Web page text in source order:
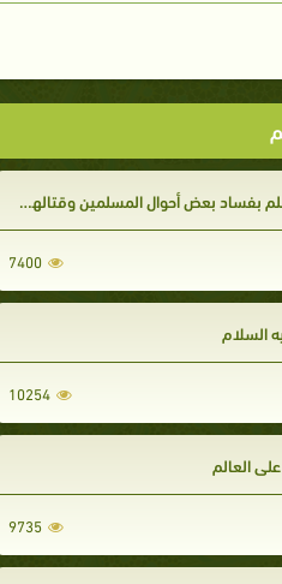
أحوال المسلمين وقتالهم بعضهم بعضاً بعد فتح فارس والروم
7400
السلام
10254
العالم
9735